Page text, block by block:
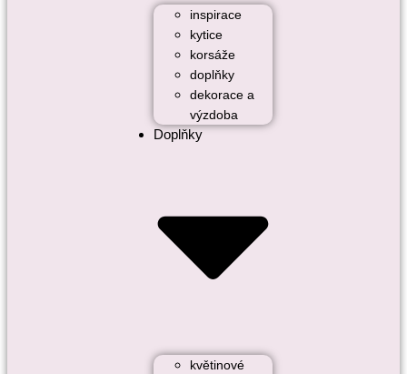
inspirace
kytice
korsáže
doplňky
dekorace a
výzdoba
Doplňky
květinové